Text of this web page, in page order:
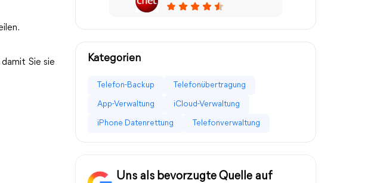
Sie sie
Kategorien
Telefon-Backup Telefonübertragung
App-Verwaltung iCloud-Verwaltung
iPhone Datenrettung Telefonverwaltung
Uns als bevorzugte Quelle auf